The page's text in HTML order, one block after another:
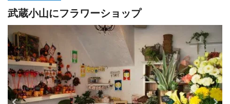
武蔵小山にフラワーショップ